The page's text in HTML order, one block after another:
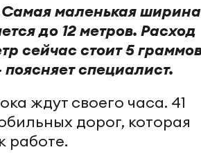
маленькая ширина
до 12 метров. Расход
сейчас стоит 5
специалист.
ждут своего часа. 41
дорог, которая
работе.